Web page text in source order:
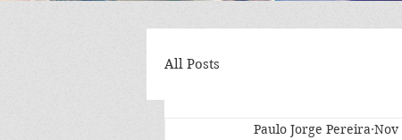
All Posts
Paulo Jorge Pereira Nov